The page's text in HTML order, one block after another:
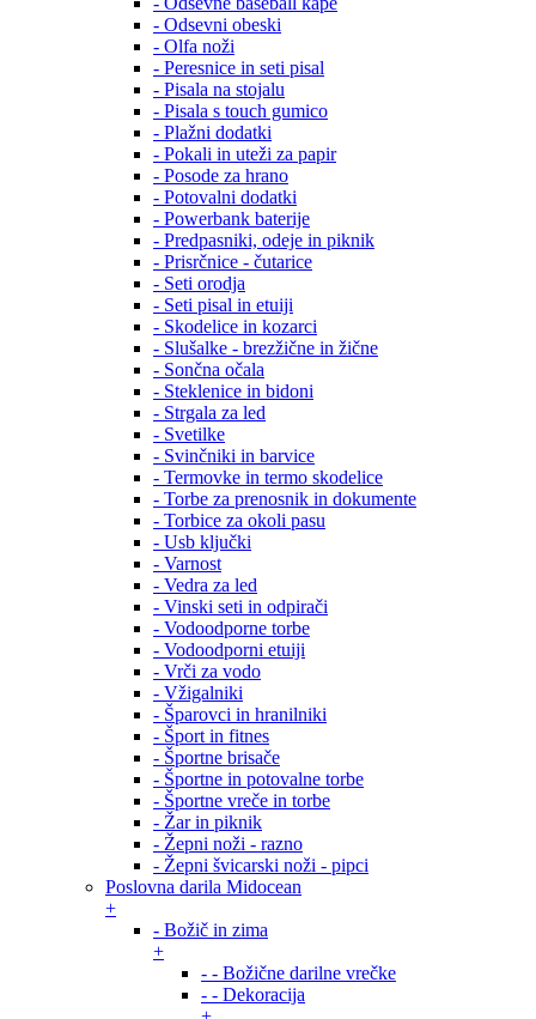
- Odsevni obeski
- Olfa noži
- Peresnice in seti pisal
- Pisala na stojalu
- Pisala s touch gumico
- Plažni dodatki
- Pokali in uteži za papir
- Posode za hrano
- Potovalni dodatki
- Powerbank baterije
- Predpasniki, odeje in piknik
- Prisrčnice - čutarice
- Seti orodja
- Seti pisal in etuiji
- Skodelice in kozarci
- Slušalke - brezžične in žične
- Sončna očala
- Steklenice in bidoni
- Strgala za led
- Svetilke
- Svinčniki in barvice
- Termovke in termo skodelice
- Torbe za prenosnik in dokumente
- Torbice za okoli pasu
- Usb ključki
- Varnost
- Vedra za led
- Vinski seti in odpirači
- Vodoodporne torbe
- Vodoodporni etuiji
- Vrči za vodo
- Vžigalniki
- Šparovci in hranilniki
- Šport in fitnes
- Športne brisače
- Športne in potovalne torbe
- Športne vreče in torbe
- Žar in piknik
- Žepni noži - razno
- Žepni švicarski noži - pipci
Poslovna darila Midocean
+
- Božič in zima
+
- - Božične darilne vrečke
- - Dekoracija